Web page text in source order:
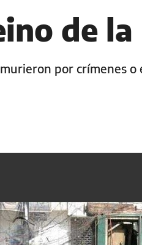
de
murieron por crímenes